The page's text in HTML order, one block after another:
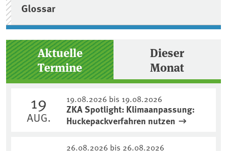
Glossar
Aktuelle
Termine
Dieser
Monat
19
AUG.
19.08.2026 bis 19.08.2026
ZKA Spotlight: Klimaanpassung:
Huckepackverfahren nutzen
26.08.2026 bis 26.08.2026